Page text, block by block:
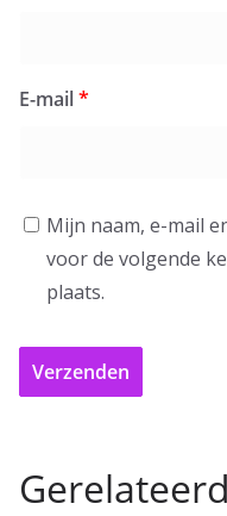
E-mail*
Mijn naam, e-mail
voor de volgende
plaats.